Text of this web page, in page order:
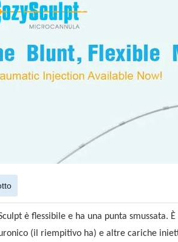
è flessibile e ha una punta
(il riempitivo ha) e altre cariche